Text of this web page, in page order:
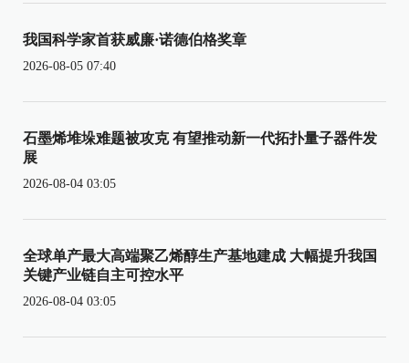
我国科学家首获威廉·诺德伯格奖章
2026-08-05 07:40
石墨烯堆垛难题被攻克 有望推动新一代拓扑量子器件发
展
2026-08-04 03:05
全球单产最大高端聚乙烯醇生产基地建成 大幅提升我国
关键产业链自主可控水平
2026-08-04 03:05